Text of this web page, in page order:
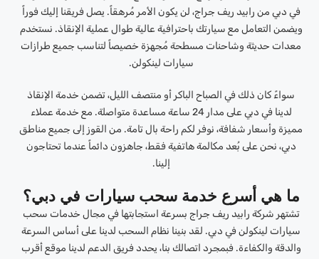
في دبي من رابيد ريف جراج، لن يكون الأمر مُرهقاً. يصل فريقنا إليك فوراً
ويضمن التعامل مع سيارتك باحترافية عالية طوال عملية الإنقاذ. نستخدم
معدات حديثة وشاحنات مسطحة مُجهزة خصيصاً لتناسب جميع طرازات
سيارات لينكولن.
سواءً كان ذلك في الصباح الباكر أو منتصف الليل، تضمن خدمة الإنقاذ
لدينا في دبي على مدار 24 ساعة مساعدة متواصلة. مع خدمة عملاء
مميزة وأسعار شفافة، نوفر لكم راحة بال تامة. من القوز إلى جميع مناطق
دبي، نحن على بُعد مكالمة هاتفية فقط، جاهزون دائماً عندما تحتاجون
إلينا.
ما هي أسرع خدمة سحب سيارات في دبي؟
تشتهر شركة رابيد ريف جراج بسرعة استجابتها في مجال خدمات سحب
سيارات لينكولن في دبي. لقد بنينا نظام السحب لدينا على أساس السرعة
والدقة والكفاءة. فبمجرد اتصالك بنا، يحدد فريق الدعم لدينا موقع أقرب